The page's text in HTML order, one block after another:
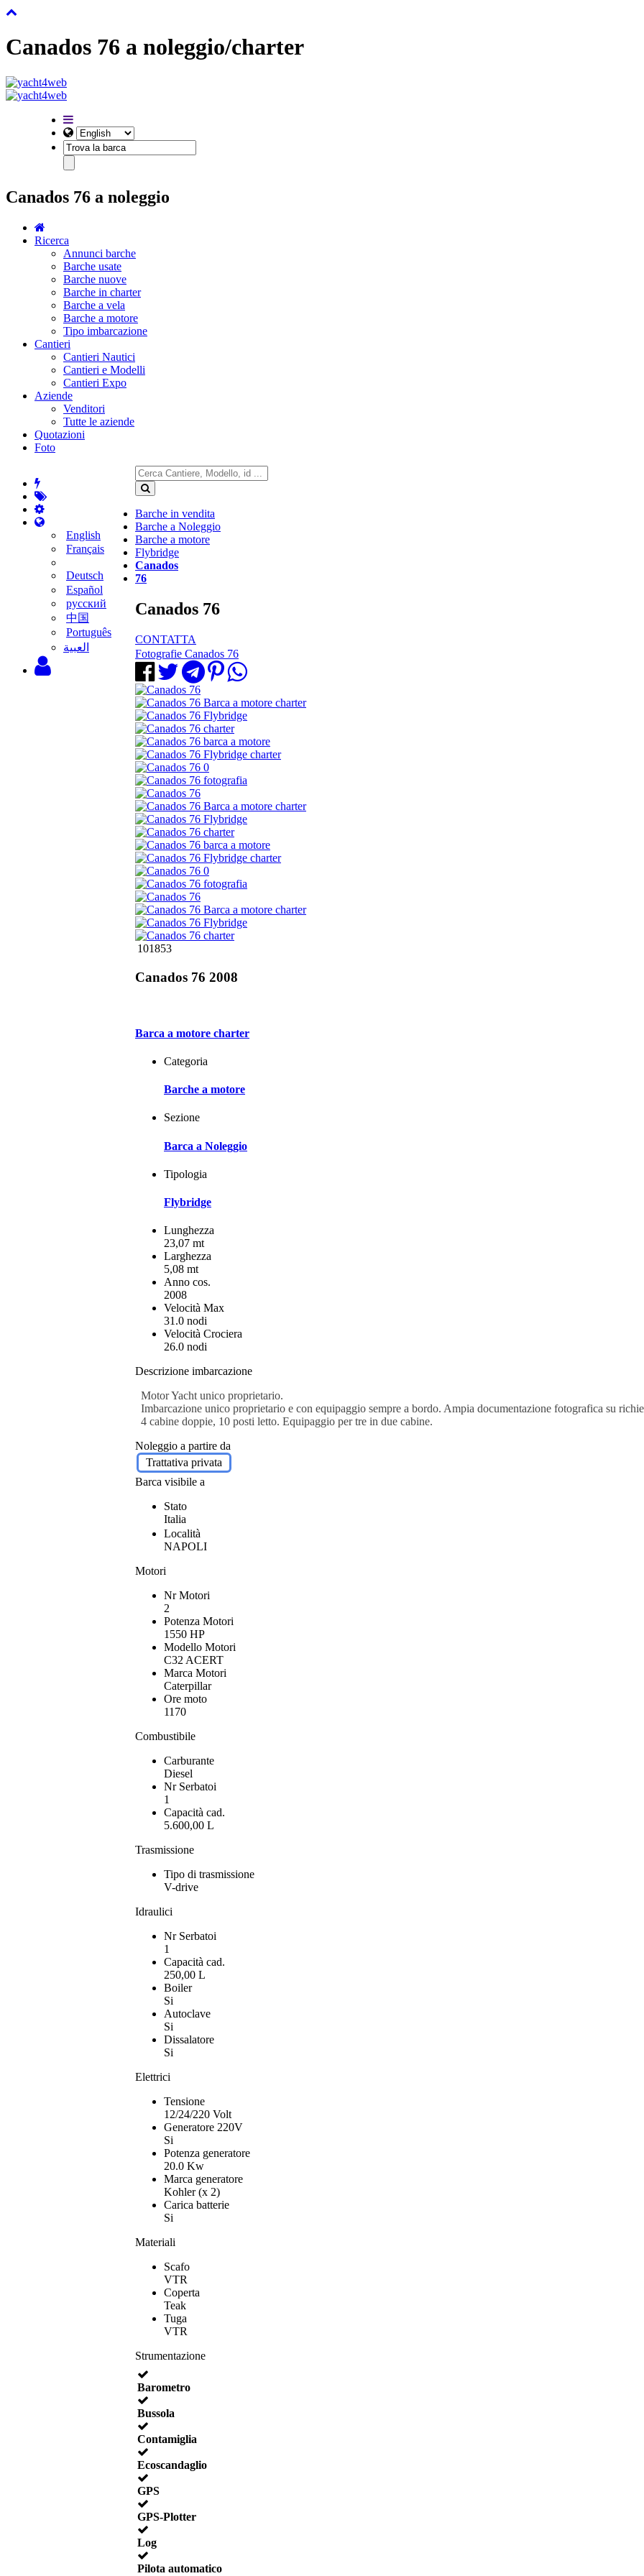
Canados 76 a noleggio/charter
Canados 76 a noleggio
Ricerca
Annunci barche
Barche usate
Barche nuove
Barche in charter
Barche a vela
Barche a motore
Tipo imbarcazione
Cantieri
Cantieri Nautici
Cantieri e Modelli
Cantieri Expo
Aziende
Venditori
Tutte le aziende
Quotazioni
Foto
English
Français
Deutsch
Español
русский
中国
Português
‫العبية
Barche in vendita
Barche a Noleggio
Barche a motore
Flybridge
Canados
76
Canados 76
CONTATTA
Fotografie Canados 76
101853
Canados 76 2008
Barca a motore charter
Categoria
Barche a motore
Sezione
Barca a Noleggio
Tipologia
Flybridge
Lunghezza
23,07 mt
Larghezza
5,08 mt
Anno cos.
2008
Velocità Max
31.0 nodi
Velocità Crociera
26.0 nodi
Descrizione imbarcazione
Motor Yacht unico proprietario.
Imbarcazione unico proprietario e con equipaggio sempre a bordo. Ampia documentazione fotografica su
4 cabine doppie, 10 posti letto. Equipaggio per tre in due cabine.
Noleggio a partire da
Trattativa privata
Barca visibile a
Stato
Italia
Località
NAPOLI
Motori
Nr Motori
2
Potenza Motori
1550 HP
Modello Motori
C32 ACERT
Marca Motori
Caterpillar
Ore moto
1170
Combustibile
Carburante
Diesel
Nr Serbatoi
1
Capacità cad.
5.600,00 L
Trasmissione
Tipo di trasmissione
V-drive
Idraulici
Nr Serbatoi
1
Capacità cad.
250,00 L
Boiler
Si
Autoclave
Si
Dissalatore
Si
Elettrici
Tensione
12/24/220 Volt
Generatore 220V
Si
Potenza generatore
20.0 Kw
Marca generatore
Kohler (x 2)
Carica batterie
Si
Materiali
Scafo
VTR
Coperta
Teak
Tuga
VTR
Strumentazione
Barometro
Bussola
Contamiglia
Ecoscandaglio
GPS
GPS-Plotter
Log
Pilota automatico